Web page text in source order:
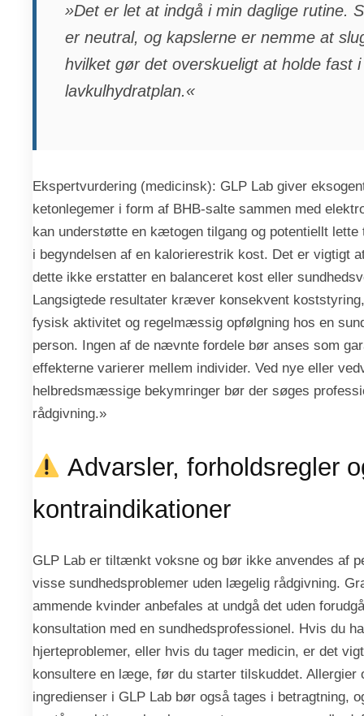
»Det er let at indgå i min daglige rutine.
er neutral, og kapslerne er nemme at
hvilket gør det overskueligt at holde fast
lavkulhydratplan.«
Ekspertvurdering (medicinsk): GLP Lab giver
ketonlegemer i form af BHB-salte sammen med
kan understøtte en kætogen tilgang og potentiellt
i begyndelsen af en kalorierestrik kost. Det er vigtigt
dette ikke erstatter en balanceret kost eller
Langsigtede resultater kræver konsekvent
fysisk aktivitet og regelmæssig opfølgning hos en
person. Ingen af de nævnte fordele bør anses som
effekterne varierer mellem individer. Ved nye eller
helbredsmæssige bekymringer bør der søges
rådgivning.»
Advarsler, forholdsregler
kontraindikationer
GLP Lab er tiltænkt voksne og bør ikke anvendes af
visse sundhedsproblemer uden lægelig rådgivning.
ammende kvinder anbefales at undgå det uden
konsultation med en sundhedsprofessionel. Hvis du
hjerteproblemer, eller hvis du tager medicin, er det
konsultere en læge, før du starter tilskuddet. Allergier
ingredienser i GLP Lab bør også tages i betragtning,